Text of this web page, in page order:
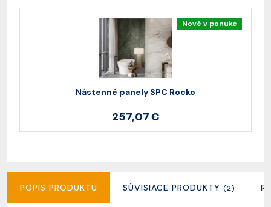
Nové v ponuke
Nástenné panely SPC Rocko
257,07 €
POPIS PRODUKTU SÚVISIACE PRODUKTY (2)